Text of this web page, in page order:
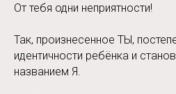
От тебя одни неприятности!
Так, произнесенное ТЫ,
идентичности ребёнка и
названием Я.